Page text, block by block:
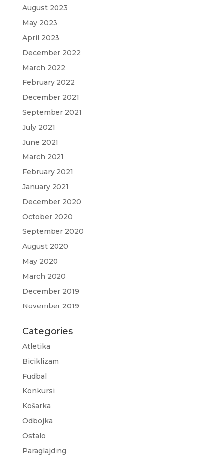
August 2023
May 2023
April 2023
December 2022
March 2022
February 2022
December 2021
September 2021
July 2021
June 2021
March 2021
February 2021
January 2021
December 2020
October 2020
September 2020
August 2020
May 2020
March 2020
December 2019
November 2019
Categories
Atletika
Biciklizam
Fudbal
Konkursi
Košarka
Odbojka
Ostalo
Paraglajding